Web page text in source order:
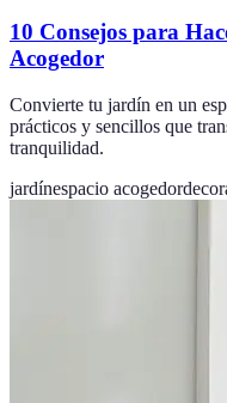
10 Consejos para
Acogedor
Convierte tu jardín en un
prácticos y sencillos que
tranquilidad.
jardínespacio acogedor